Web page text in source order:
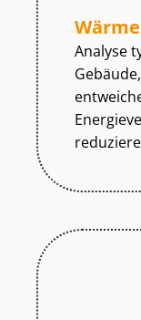
Analyse